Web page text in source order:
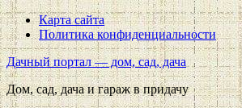
Карта сайта
Политика конфиденциальности
Дачный портал — дом, сад, дача
Дом, сад, дача и гараж в придачу